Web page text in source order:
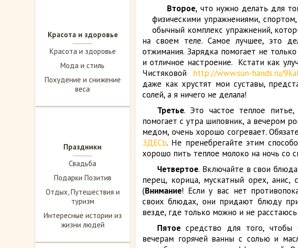
Красота и здоровье
Красота и здоровье
Мода и стиль
Похудение и снижение
веса
Праздники
Свадьба
Подарки Позитив
Отдых, Путешествия и
туризм
Интересные истории из
жизни людей
Второе, что нужно делать для
физическими упражнениями,
обычный комплекс упражнений,
на своем теле. Самое лучшее, это
отжимания. Зарядка помогает не
и отличное настроение. Кстати как
Чистяковой http://www.sun-hands.ru/
даже как хрустят мои суставы,
солей, а я ничего не делала!
Третье. Это частое теплое
помогает с утра шиповник, а вечером
медом, очень хорошо согревает.
ЗДЕСЬ. Не пренебрегайте этим
хорошо пить теплое молоко на ночь со
Четвертое. Включайте в свои
перец, корица, мускатный орех, анис,
(Внимание! Если у вас нет
своих блюдах, они придают блюду
везде, где только можно и не
Пятое средство для того, чтобы
вечерам горячей ванны с солью и